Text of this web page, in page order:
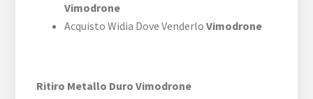
Vimodrone
Acquisto Widia Dove VenderloVimodrone
Ritiro Metallo Duro Vimodrone